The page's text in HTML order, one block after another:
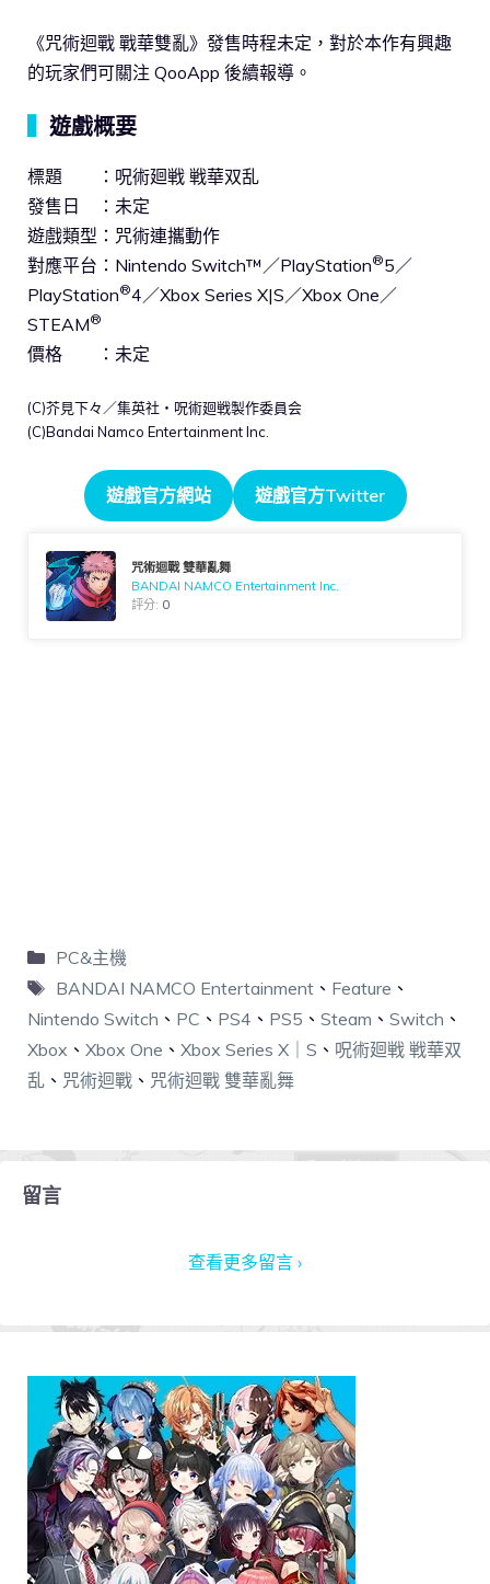
《咒術迴戰 戰華雙亂》發售時程未定，對於本作有興趣
的玩家們可關注 QooApp 後續報導。
遊戲概要
標題 ：呪術廻戦 戦華双乱
發售日 ：未定
遊戲類型：咒術連攜動作
對應平台：Nintendo Switch™／PlayStation®5／
PlayStation®4／Xbox Series X|S／Xbox One／
STEAM®
價格 ：未定
(C)芥見下々／集英社・呪術廻戦製作委員会
(C)Bandai Namco Entertainment Inc.
遊戲官方網站 遊戲官方Twitter
咒術迴戰 雙華亂舞
BANDAI NAMCO Entertainment Inc.
評分: 0
PC&主機
BANDAI NAMCO Entertainment、 Feature 、
Nintendo Switch 、 PC 、 PS4 、 PS5 、 Steam 、 Switch 、
Xbox 、 Xbox One 、 Xbox Series X｜S 、 呪術廻戦 戦華双
乱 、 咒術迴戰 、 咒術迴戰 雙華亂舞
留言
查看更多留言 ›